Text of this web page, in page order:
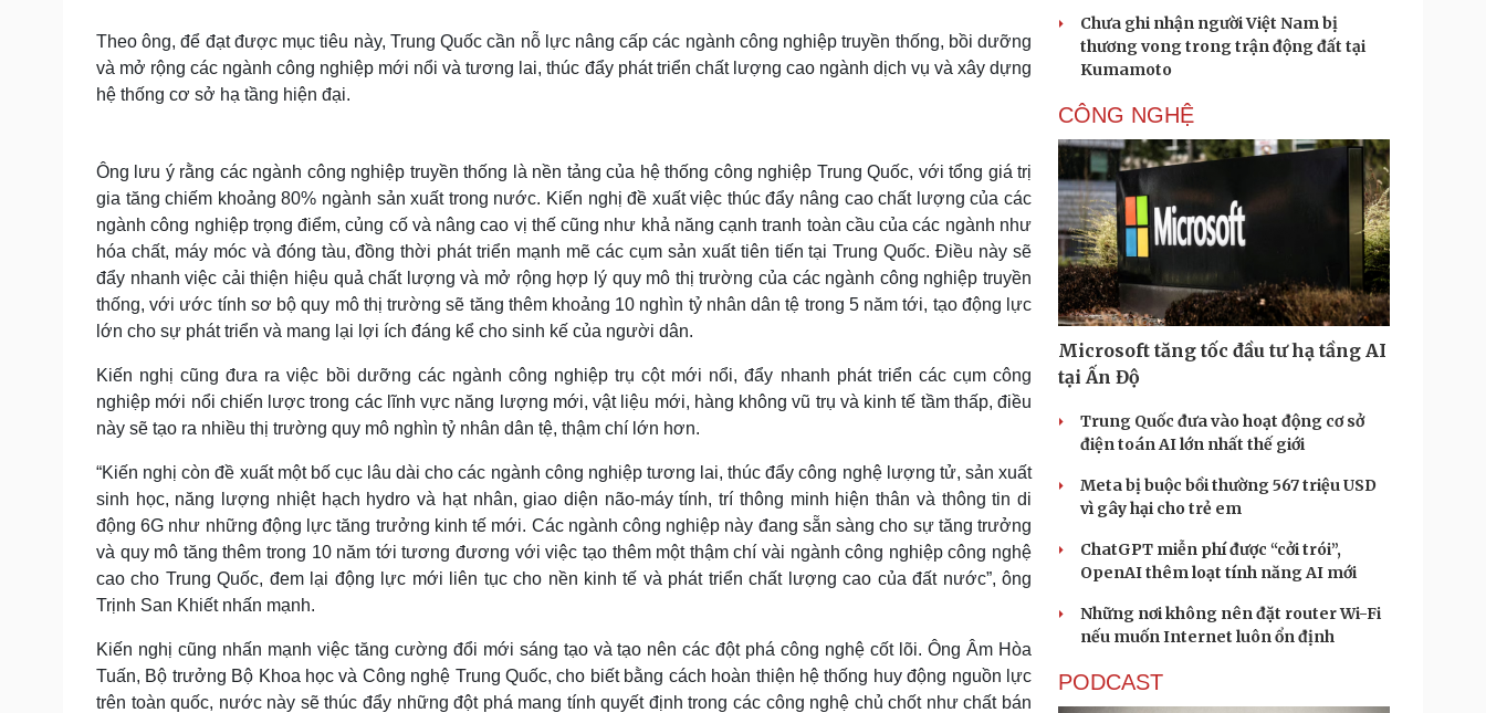
Theo ông, để đạt được mục tiêu này, Trung Quốc cần nỗ lực nâng cấp các ngành công nghiệp truyền thống, bồi dưỡng
và mở rộng các ngành công nghiệp mới nổi và tương lai, thúc đẩy phát triển chất lượng cao ngành dịch vụ và xây dựng
hệ thống cơ sở hạ tầng hiện đại.
Ông lưu ý rằng các ngành công nghiệp truyền thống là nền tảng của hệ thống công nghiệp Trung Quốc, với tổng giá trị
gia tăng chiếm khoảng 80% ngành sản xuất trong nước. Kiến nghị đề xuất việc thúc đẩy nâng cao chất lượng của các
ngành công nghiệp trọng điểm, củng cố và nâng cao vị thế cũng như khả năng cạnh tranh toàn cầu của các ngành như
hóa chất, máy móc và đóng tàu, đồng thời phát triển mạnh mẽ các cụm sản xuất tiên tiến tại Trung Quốc. Điều ​​này sẽ
đẩy nhanh việc cải thiện hiệu quả chất lượng và mở rộng hợp lý quy mô thị trường của các ngành công nghiệp truyền
thống, với ước tính sơ bộ quy mô thị trường sẽ tăng thêm khoảng 10 nghìn tỷ nhân dân tệ trong 5 năm tới, tạo động lực
lớn cho sự phát triển và mang lại lợi ích đáng kể cho sinh kế của người dân.
Kiến nghị cũng đưa ra việc bồi dưỡng các ngành công nghiệp trụ cột mới nổi, đẩy nhanh phát triển các cụm công
nghiệp mới nổi chiến lược trong các lĩnh vực năng lượng mới, vật liệu mới, hàng không vũ trụ và kinh tế tầm thấp, điều
này sẽ tạo ra nhiều thị trường quy mô nghìn tỷ nhân dân tệ, thậm chí lớn hơn.
“Kiến nghị còn đề xuất một bố cục lâu dài cho các ngành công nghiệp tương lai, thúc đẩy công nghệ lượng tử, sản xuất
sinh học, năng lượng nhiệt hạch hydro và hạt nhân, giao diện não-máy tính, trí thông minh hiện thân và thông tin di
động 6G như những động lực tăng trưởng kinh tế mới. Các ngành công nghiệp này đang sẵn sàng cho sự tăng trưởng
và quy mô tăng thêm trong 10 năm tới tương đương với việc tạo thêm một thậm chí vài ngành công nghiệp công nghệ
cao cho Trung Quốc, đem lại động lực mới liên tục cho nền kinh tế và phát triển chất lượng cao của đất nước”, ông
Trịnh San Khiết nhấn mạnh.
Kiến nghị cũng nhấn mạnh việc tăng cường đổi mới sáng tạo và tạo nên các đột phá công nghệ cốt lõi. Ông Âm Hòa
Tuấn, Bộ trưởng Bộ Khoa học và Công nghệ Trung Quốc, cho biết bằng cách hoàn thiện hệ thống huy động nguồn lực
trên toàn quốc, nước này sẽ thúc đẩy những đột phá mang tính quyết định trong các công nghệ chủ chốt như chất bán
Chưa ghi nhận người Việt Nam bị
thương vong trong trận động đất tại
Kumamoto
CÔNG NGHỆ
Microsoft tăng tốc đầu tư hạ tầng AI
tại Ấn Độ
Trung Quốc đưa vào hoạt động cơ sở
điện toán AI lớn nhất thế giới
Meta bị buộc bồi thường 567 triệu USD
vì gây hại cho trẻ em
ChatGPT miễn phí được “cởi trói”,
OpenAI thêm loạt tính năng AI mới
Những nơi không nên đặt router Wi-Fi
nếu muốn Internet luôn ổn định
PODCAST